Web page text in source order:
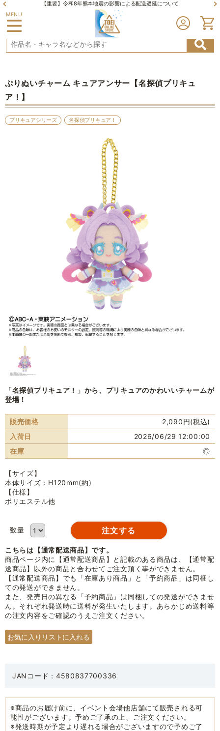
【重要】令和8年熊本地震の影響による配送遅延について
MENU
ぷりぬいチャーム キュアアンサー【名探偵プリキュ
ア！】
プリキュアシリーズ 名探偵プリキュア！
「名探偵プリキュア！」から、プリキュアのかわいいチャームが
登場！
販売価格
2,090円(税込)
入荷日
2026/06/29 12:00:00
在庫
◎
【サイズ】
本体サイズ：H120mm(約)
【仕様】
ポリエステル他
数量
こちらは【通常配送商品】です。
商品ページ内に【通常配送商品】と記載のある商品は、【通常配
送商品】以外の商品と合わせてご注文頂く事ができません。
【通常配送商品】でも「在庫あり商品」と「予約商品」は同梱し
ての発送ができません。
また、発売日の異なる「予約商品」は同梱しての発送ができませ
ん。それぞれ発送時に送料が発生いたします。あらかじめ送料等
の注文内容をご確認のうえご注文ください。
JANコード：4580837700336
※商品のお届け前に、イベント会場他店舗にて販売される可
能性がございます。予めご了承の上、ご注文ください。
※発送時期が予定より遅れる場合がございますので予めご了